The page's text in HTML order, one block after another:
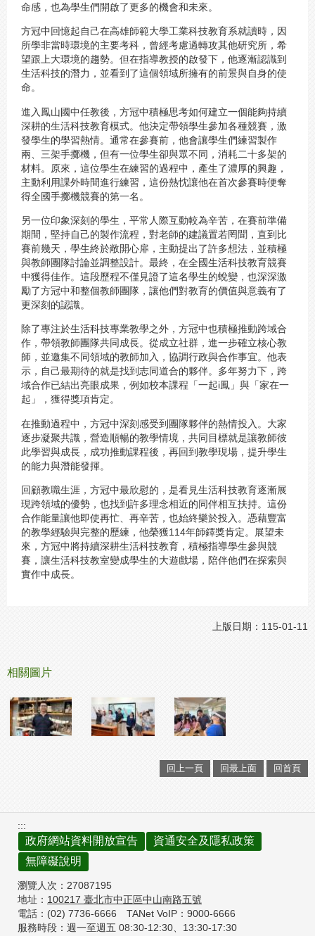
命感，也為學生們開啟了更多的機會和未來。
方冠中回憶起自己在高雄師範大學工業科技教育系就讀時，因
所學非當時環境的主要考科，曾經考慮過轉攻其他研究所，希
望跟上大環境的趨勢。但在指導教授的啟發下，他逐漸認識到
生活科技的潛力，並看到了這個領域所擁有的前景與自身的使
命。
進入鳳山國中任教後，方冠中積極思考如何建立一個能夠持續
深耕的生活科技教育模式。他決定帶領學生參加各種競賽，激
發學生的學習熱情。通常在參賽前，他會讓學生們練習製作
兩、三架手擲機，但有一位學生卻與眾不同，消耗二十多架的
材料。原來，這位學生在練習的過程中，產生了濃厚的興趣，
主動利用課外時間進行練習，這份熱忱讓他在首次參賽時便奪
得全國手擲機競賽的第一名。
另一位印象深刻的學生，平常人際互動較為辛苦，在賽前準備
期間，堅持自己的製作流程，對老師的建議置若罔聞，直到比
賽前幾天，學生終於敞開心扉，主動提出了許多想法，並積極
與教師團隊討論並調整設計。最終，在全國生活科技教育競賽
中獲得佳作。這段歷程不僅見證了這名學生的蛻變，也深深激
勵了方冠中和整個教師團隊，讓他們對教育的價值與意義有了
更深刻的認識。
除了專注於生活科技專業教學之外，方冠中也積極推動跨域合
作，帶領教師團隊共同成長。從成立社群，進一步確立核心教
師，並邀集不同領域的教師加入，協調行政與合作事宜。他表
示，自己最期待的就是找到志同道合的夥伴。多年努力下，跨
域合作已結出亮眼成果，例如校本課程「一起i鳳」與「家在一
起」，獲得獎項肯定。
在推動過程中，方冠中深刻感受到團隊夥伴的熱情投入。大家
逐步凝聚共識，營造順暢的教學情境，共同目標就是讓教師彼
此學習與成長，成功推動課程後，再回到教學現場，提升學生
的能力與潛能發揮。
回顧教職生涯，方冠中最欣慰的，是看見生活科技教育逐漸展
現跨領域的優勢，也找到許多理念相近的同伴相互扶持。這份
合作能量讓他即使再忙、再辛苦，也始終樂於投入。憑藉豐富
的教學經驗與完整的歷練，他榮獲114年師鐸獎肯定。展望未
來，方冠中將持續深耕生活科技教育，積極指導學生參與競
賽，讓生活科技教室變成學生的大遊戲場，陪伴他們在探索與
實作中成長。
上版日期：115-01-11
相關圖片
回上一頁 回最上面 回首頁
:::
政府網站資料開放宣告
資通安全及隱私政策
無障礙說明
瀏覽人次： 27087195
地址： 100217 臺北市中正區中山南路五號
電話：(02) 7736-6666 TANet VoIP：9000-6666
服務時段：週一至週五 08:30-12:30、 13:30-17:30